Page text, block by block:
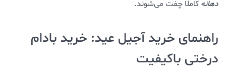
دهانه کاملا چفت می‌شوند.
راهنمای خرید آجیل عید: خرید بادام
درختی باکیفیت